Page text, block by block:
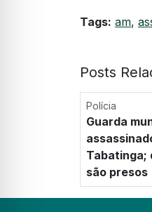
Tags: am,
Posts
Polícia
Guarda
Tabatinga;
são presos